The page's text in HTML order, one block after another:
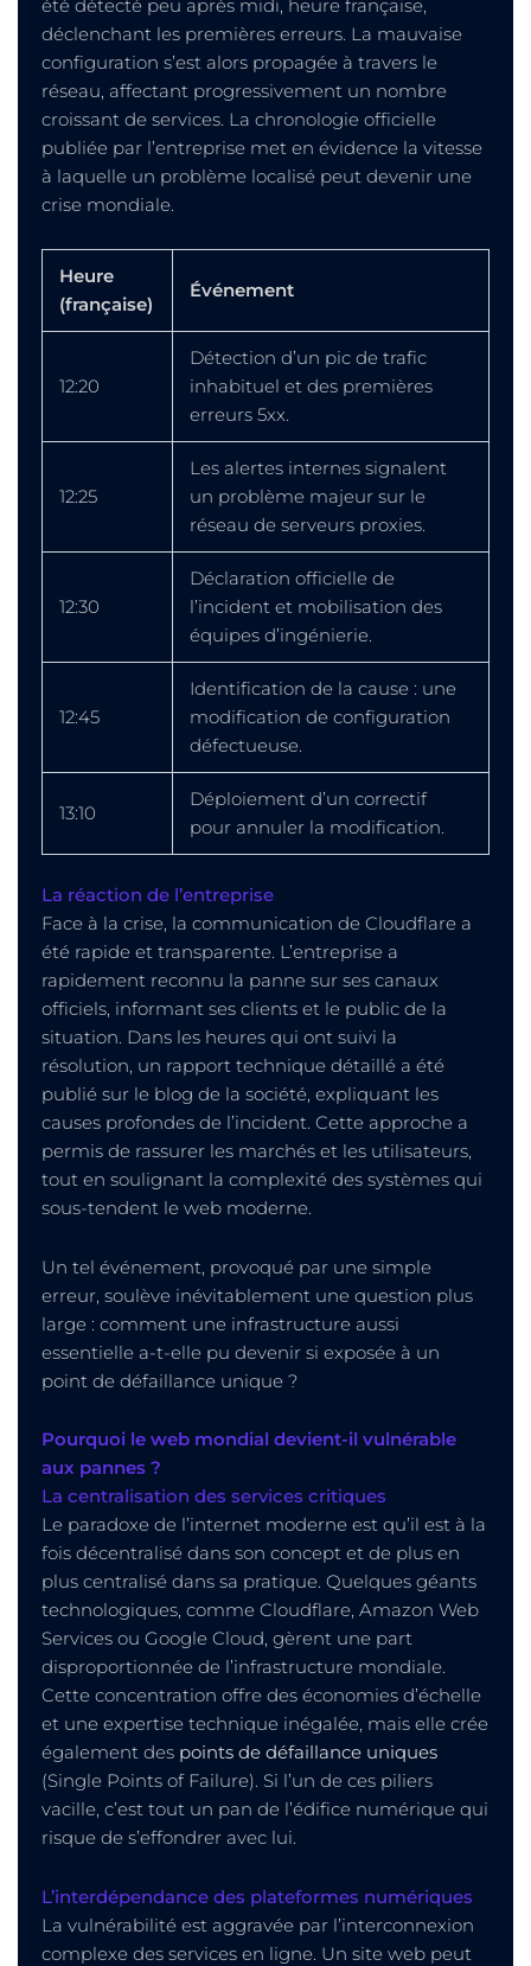
été détecté peu après midi, heure française,
déclenchant les premières erreurs. La mauvaise
configuration s’est alors propagée à travers le
réseau, affectant progressivement un nombre
croissant de services. La chronologie officielle
publiée par l’entreprise met en évidence la vitesse
à laquelle un problème localisé peut devenir une
crise mondiale.
Heure
(française)
Événement
12:20
Détection d’un pic de trafic
inhabituel et des premières
erreurs 5xx.
12:25
Les alertes internes signalent
un problème majeur sur le
réseau de serveurs proxies.
12:30
Déclaration officielle de
l’incident et mobilisation des
équipes d’ingénierie.
12:45
Identification de la cause : une
modification de configuration
défectueuse.
13:10
Déploiement d’un correctif
pour annuler la modification.
La réaction de l’entreprise
Face à la crise, la communication de Cloudflare a
été rapide et transparente. L’entreprise a
rapidement reconnu la panne sur ses canaux
officiels, informant ses clients et le public de la
situation. Dans les heures qui ont suivi la
résolution, un rapport technique détaillé a été
publié sur le blog de la société, expliquant les
causes profondes de l’incident. Cette approche a
permis de rassurer les marchés et les utilisateurs,
tout en soulignant la complexité des systèmes qui
sous-tendent le web moderne.
Un tel événement, provoqué par une simple
erreur, soulève inévitablement une question plus
large : comment une infrastructure aussi
essentielle a-t-elle pu devenir si exposée à un
point de défaillance unique ?
Pourquoi le web mondial devient-il vulnérable
aux pannes ?
La centralisation des services critiques
Le paradoxe de l’internet moderne est qu’il est à la
fois décentralisé dans son concept et de plus en
plus centralisé dans sa pratique. Quelques géants
technologiques, comme Cloudflare, Amazon Web
Services ou Google Cloud, gèrent une part
disproportionnée de l’infrastructure mondiale.
Cette concentration offre des économies d’échelle
et une expertise technique inégalée, mais elle crée
également des points de défaillance uniques
(Single Points of Failure). Si l’un de ces piliers
vacille, c’est tout un pan de l’édifice numérique qui
risque de s’effondrer avec lui.
L’interdépendance des plateformes numériques
La vulnérabilité est aggravée par l’interconnexion
complexe des services en ligne. Un site web peut